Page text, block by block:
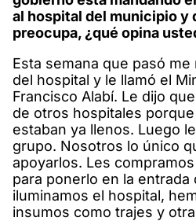
al hospital del municipio y
preocupa, ¿qué opina
Esta semana que pasó
del hospital y le llamó el
Francisco Alabí. Le dijo
de otros hospitales
estaban ya llenos. Luego
grupo. Nosotros lo único
apoyarlos. Les
para ponerlo en la entrada
iluminamos el hospital,
insumos como trajes y